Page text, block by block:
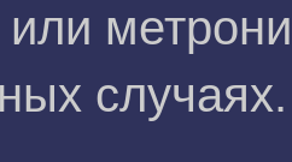
случаях.